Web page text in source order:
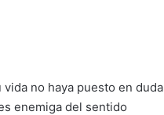
no haya puesto en duda
enemiga del sentido